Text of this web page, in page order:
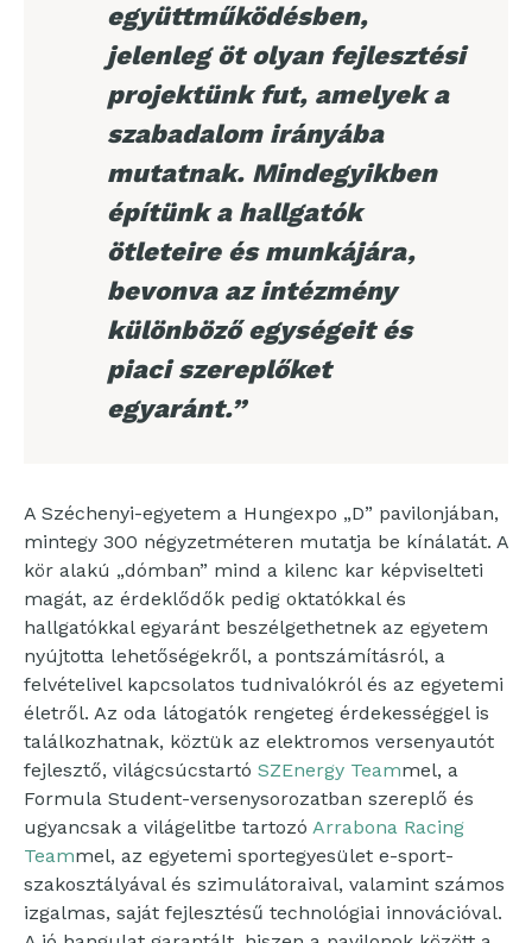
együttműködésben,
jelenleg öt olyan fejlesztési
projektünk fut, amelyek a
szabadalom irányába
mutatnak. Mindegyikben
építünk a hallgatók
ötleteire és munkájára,
bevonva az intézmény
különböző egységeit és
piaci szereplőket
egyaránt.”
A Széchenyi-egyetem a Hungexpo „D” pavilonjában,
mintegy 300 négyzetméteren mutatja be kínálatát. A
kör alakú „dómban” mind a kilenc kar képviselteti
magát, az érdeklődők pedig oktatókkal és
hallgatókkal egyaránt beszélgethetnek az egyetem
nyújtotta lehetőségekről, a pontszámításról, a
felvételivel kapcsolatos tudnivalókról és az egyetemi
életről. Az oda látogatók rengeteg érdekességgel is
találkozhatnak, köztük az elektromos versenyautót
fejlesztő, világcsúcstartó SZEnergy Teammel, a
Formula Student-versenysorozatban szereplő és
ugyancsak a világelitbe tartozó Arrabona Racing
Teammel, az egyetemi sportegyesület e-sport-
szakosztályával és szimulátoraival, valamint számos
izgalmas, saját fejlesztésű technológiai innovációval.